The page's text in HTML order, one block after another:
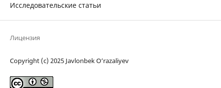
Исследовательские статьи
Лицензия
Copyright (c) 2025 Javlonbek O‘razaliyev